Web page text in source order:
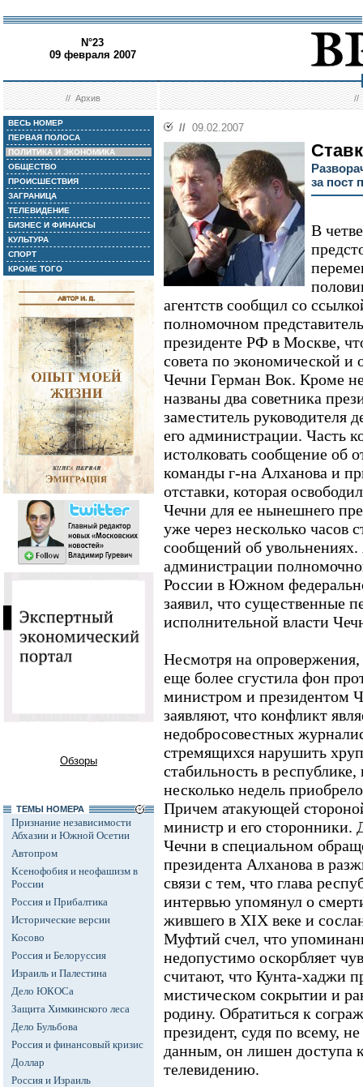
N°23
09 февраля 2007
//Архив //
ВЕСЬ НОМЕР
ПЕРВАЯ ПОЛОСА
ПОЛИТИКА И ЭКОНОМИКА
ОБЩЕСТВО
ПРОИСШЕСТВИЯ
ЗАГРАНИЦА
ТЕЛЕВИДЕНИЕ
БИЗНЕС И ФИНАНСЫ
КУЛЬТУРА
СПОРТ
КРОМЕ ТОГО
Обзоры
ТЕМЫ НОМЕРА
Признание независимости
Абхазии и Южной Осетии
Автопром
Ксенофобия и неофашизм в
России
Россия и Прибалтика
Исторические версии
Косово
Россия и Белоруссия
Израиль и Палестина
Дело ЮКОСа
Защита Химкинского леса
Дело Бульбова
Россия и финансовый кризис
Доллар
Россия и Израиль
// 09.02.2007
за пост
В
агентств сообщил со
полномочном
президенте РФ в Москве,
совета по экономической и
Чечни Герман Вок. Кроме
названы два советника
заместитель руководителя
его администрации. Часть
истолковать сообщение об
команды г-на Алханова и
отставки, которая
Чечни для ее нынешнего
уже через несколько часов
сообщений об увольнениях.
администрации
России в Южном
заявил, что существенные
исполнительной власти
Несмотря на
еще более сгустила фон
министром и президентом
заявляют, что конфликт
недобросовестных
стремящихся нарушить
стабильность в
несколько недель
Причем атакующей
министр и его сторонники.
Чечни в специальном
президента Алханова в
связи с тем, что глава
интервью упомянул о
жившего в XIX веке и
Муфтий счел, что
недопустимо оскорбляет
считают, что Кунта-хаджи
мистическом сокрытии и
родину. Обратиться к
президент, судя по всему,
данным, он лишен доступа
телевидению.